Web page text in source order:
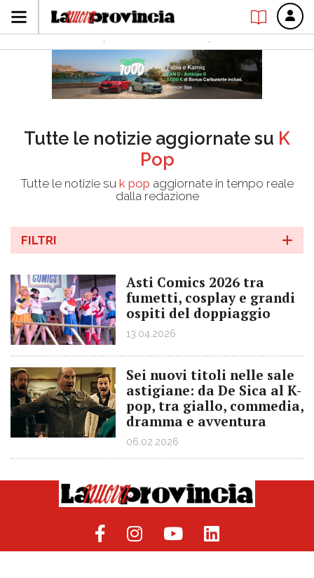
Tutte le notizie aggiornate su K
Pop
Tutte le notizie su k pop aggiornate in tempo reale
dalla redazione
FILTRI
Asti Comics 2026 tra
fumetti, cosplay e grandi
ospiti del doppiaggio
13.04.2026
Sei nuovi titoli nelle sale
astigiane: da De Sica al K-
pop, tra giallo, commedia,
dramma e avventura
06.02.2026